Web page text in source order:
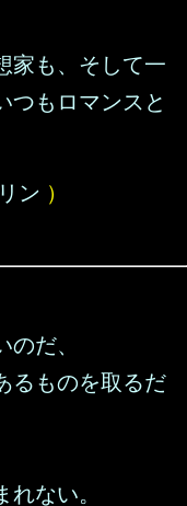
家も、そして一
つもロマンスと
ン ）
だ、
るものを取るだ
ない。